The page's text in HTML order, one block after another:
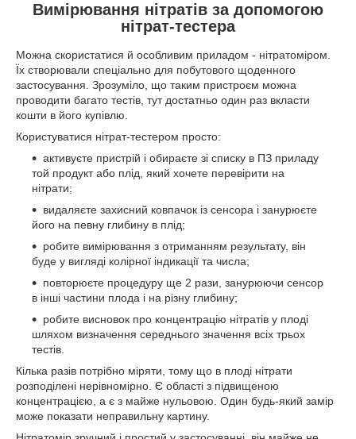
Вимірювання нітратів за допомогою
нітрат-тестера
Можна скористатися й особливим приладом - нітратоміром.
Їх створювали спеціально для побутового щоденного
застосування. Зрозуміло, що таким пристроєм можна
проводити багато тестів, тут достатньо один раз вкласти
кошти в його купівлю.
Користуватися нітрат-тестером просто:
активуєте пристрій і обираєте зі списку в ПЗ приладу
той продукт або плід, який хочете перевірити на
нітрати;
видаляєте захисний ковпачок із сенсора і занурюєте
його на певну глибину в плід;
робите вимірювання з отриманням результату, він
буде у вигляді колірної індикації та числа;
повторюєте процедуру ще 2 рази, занурюючи сенсор
в інші частини плода і на різну глибину;
робите висновок про концентрацію нітратів у плоді
шляхом визначення середнього значення всіх трьох
тестів.
Кілька разів потрібно міряти, тому що в плоді нітрати
розподілені нерівномірно. Є області з підвищеною
концентрацією, а є з майже нульовою. Один будь-який замір
може показати неправильну картину.